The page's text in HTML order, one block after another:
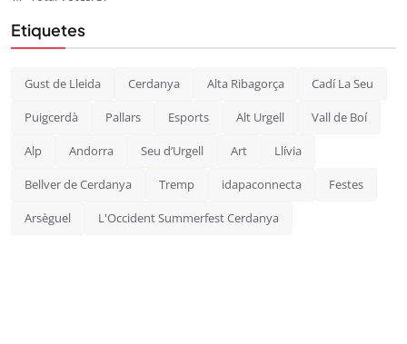
Etiquetes
Gust de Lleida Cerdanya Alta Ribagorça Cadí La Seu
Puigcerdà Pallars Esports Alt Urgell Vall de Boí
Alp Andorra Seu d’Urgell Art Llívia
Bellver de Cerdanya Tremp idapaconnecta Festes
Arsèguel L'Occident Summerfest Cerdanya